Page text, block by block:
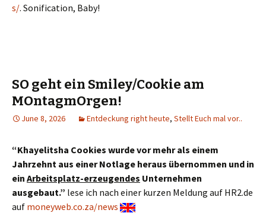
s/. Sonification, Baby!
SO geht ein Smiley/Cookie am
MOntagmOrgen!
June 8, 2026 Entdeckung right heute, Stellt Euch mal vor..
“Khayelitsha Cookies wurde vor mehr als einem
Jahrzehnt aus einer Notlage heraus übernommen und in
ein Arbeitsplatz-erzeugendes Unternehmen
ausgebaut.” lese ich nach einer kurzen Meldung auf HR2.de
auf moneyweb.co.za/news